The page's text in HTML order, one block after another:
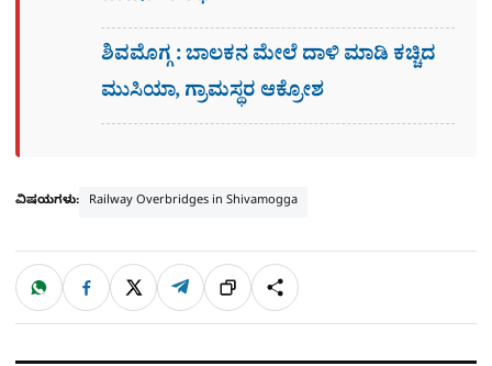
ಶಿವಮೊಗ್ಗ : ಬಾಲಕನ ಮೇಲೆ ದಾಳಿ ಮಾಡಿ ಕಚ್ಚಿದ
ಮುಸಿಯಾ, ಗ್ರಾಮಸ್ಥರ ಆಕ್ರೋಶ
ವಿಷಯಗಳು: Railway Overbridges in Shivamogga
ಹಂಚಿಕೊಳ್ಳಿ
W
a
t
p
F
c
e
o
X T
l
e
a
ಲಿಂ
ಕ್
S
h